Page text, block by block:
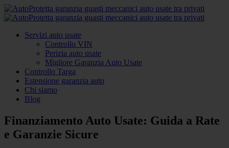
Servizi auto usate
Controllo VIN
Perizia auto usate
Migliore Garanzia Auto Usate
Controllo Targa
Estensione garanzia auto
Chi siamo
Blog
Finanziamento Auto Usate: Guida a Rate
e Garanzie Sicure